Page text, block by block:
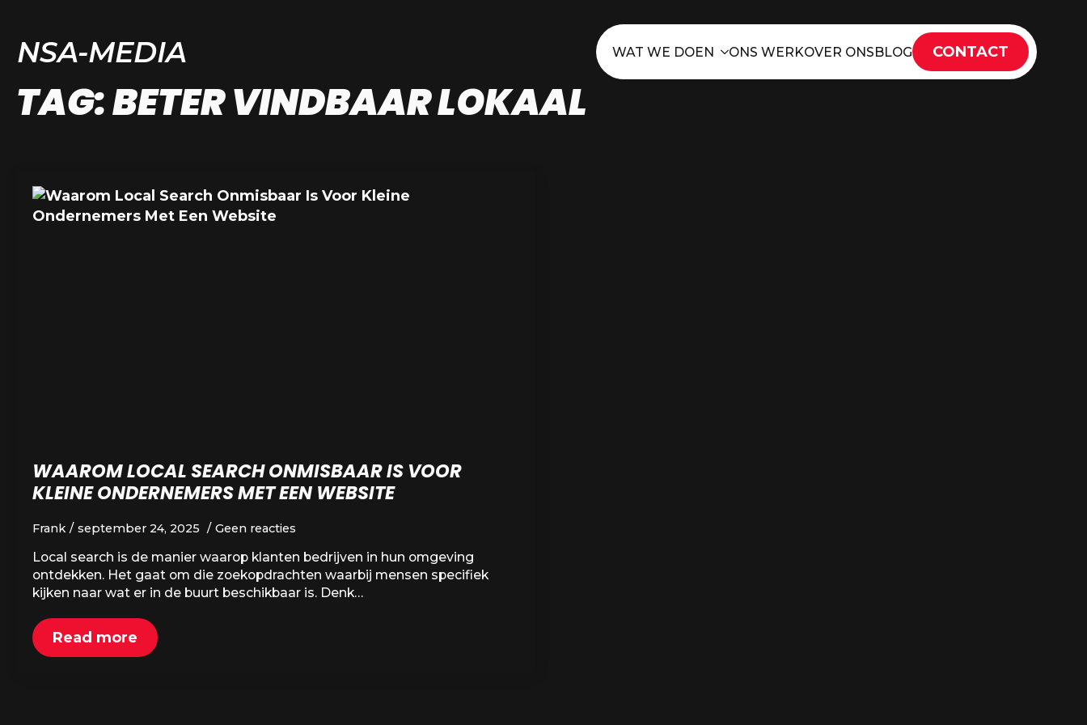
NSA-MEDIA WAT WE DOEN ONS WERKOVER ONSBLOG CONTACT
TAG:BETER VINDBAAR LOKAAL
WAAROM LOCAL SEARCH ONMISBAAR IS VOOR
KLEINE ONDERNEMERS MET EEN WEBSITE
Frank september 24, 2025 Geen reacties
Local search is de manier waarop klanten bedrijven in hun omgeving
ontdekken. Het gaat om die zoekopdrachten waarbij mensen specifiek
kijken naar wat er in de buurt beschikbaar is. Denk…
Read more